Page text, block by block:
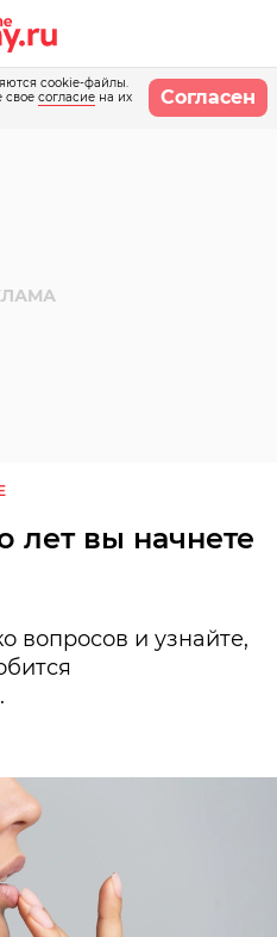
cookie-файлы.
свое согласие на их
Согласен
лет вы начнете
вопросов и узнайте,